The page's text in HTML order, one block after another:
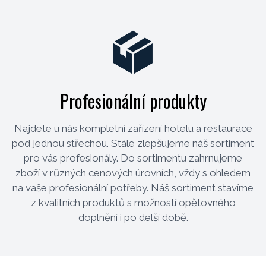
Profesionální produkty
Najdete u nás kompletní zařízení hotelu a restaurace
pod jednou střechou. Stále zlepšujeme náš sortiment
pro vás profesionály. Do sortimentu zahrnujeme
zboží v různých cenových úrovních, vždy s ohledem
na vaše profesionální potřeby. Náš sortiment stavíme
z kvalitních produktů s možností opětovného
doplnění i po delší době.